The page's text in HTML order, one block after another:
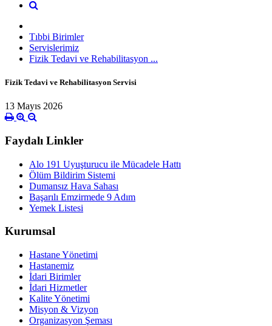
Tıbbi Birimler
Servislerimiz
Fizik Tedavi ve Rehabilitasyon ...
Fizik Tedavi ve Rehabilitasyon Servisi
13 Mayıs 2026
Faydalı Linkler
Alo 191 Uyuşturucu ile Mücadele Hattı
Ölüm Bildirim Sistemi
Dumansız Hava Sahası
Başarılı Emzirmede 9 Adım
Yemek Listesi
Kurumsal
Hastane Yönetimi
Hastanemiz
İdari Birimler
İdari Hizmetler
Kalite Yönetimi
Misyon & Vizyon
Organizasyon Şeması